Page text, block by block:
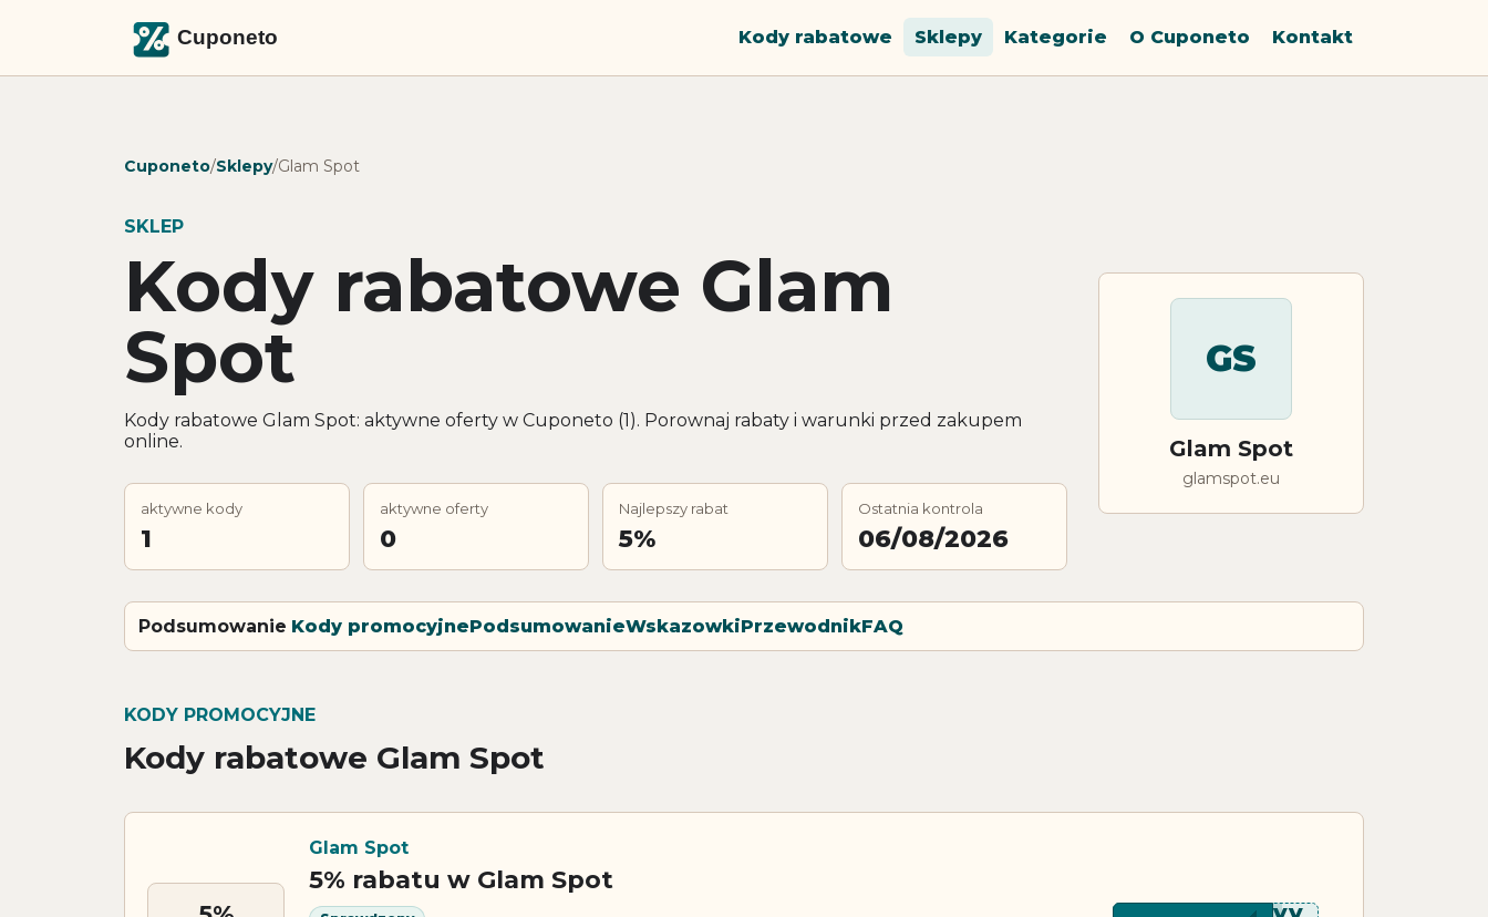
Kody rabatowe Sklepy Kategorie O Cuponeto Kontakt
Cuponeto/Sklepy/Glam Spot
SKLEP
Kody rabatowe Glam
Spot
Kody rabatowe Glam Spot: aktywne oferty w Cuponeto (1). Porownaj rabaty i warunki przed zakupem
online.
aktywne kody
1
aktywne oferty
0
Najlepszy rabat
5%
Ostatnia kontrola
06/08/2026
GS
Glam Spot
glamspot.eu
Podsumowanie Kody promocyjnePodsumowanieWskazowkiPrzewodnikFAQ
KODY PROMOCYJNE
Kody rabatowe Glam Spot
Glam Spot
5% rabatu w Glam Spot